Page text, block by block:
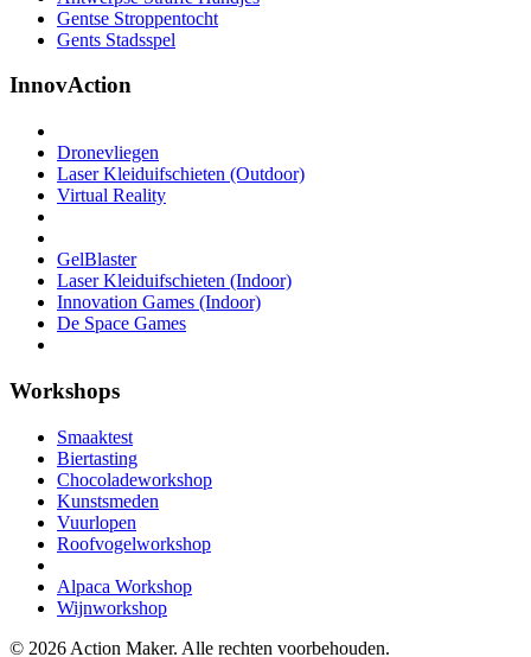
Gentse Stroppentocht
Gents Stadsspel
InnovAction
Dronevliegen
Laser Kleiduifschieten (Outdoor)
Virtual Reality
GelBlaster
Laser Kleiduifschieten (Indoor)
Innovation Games (Indoor)
De Space Games
Workshops
Smaaktest
Biertasting
Chocoladeworkshop
Kunstsmeden
Vuurlopen
Roofvogelworkshop
Alpaca Workshop
Wijnworkshop
© 2026 Action Maker. Alle rechten voorbehouden.